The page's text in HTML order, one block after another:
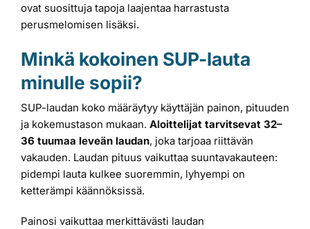
ovat suosittuja tapoja laajentaa harrastusta
perusmelomisen lisäksi.
Minkä kokoinen SUP-lauta
minulle sopii?
SUP-laudan koko määräytyy käyttäjän painon, pituuden
ja kokemustason mukaan. Aloittelijat tarvitsevat 32–
36 tuumaa leveän laudan, joka tarjoaa riittävän
vakauden. Laudan pituus vaikuttaa suuntavakauteen:
pidempi lauta kulkee suoremmin, lyhyempi on
ketterämpi käännöksissä.
Painosi vaikuttaa merkittävästi laudan